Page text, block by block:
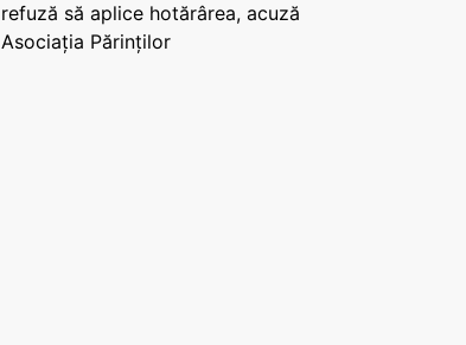
refuză să aplice hotărârea, acuză
Asociația Părinților